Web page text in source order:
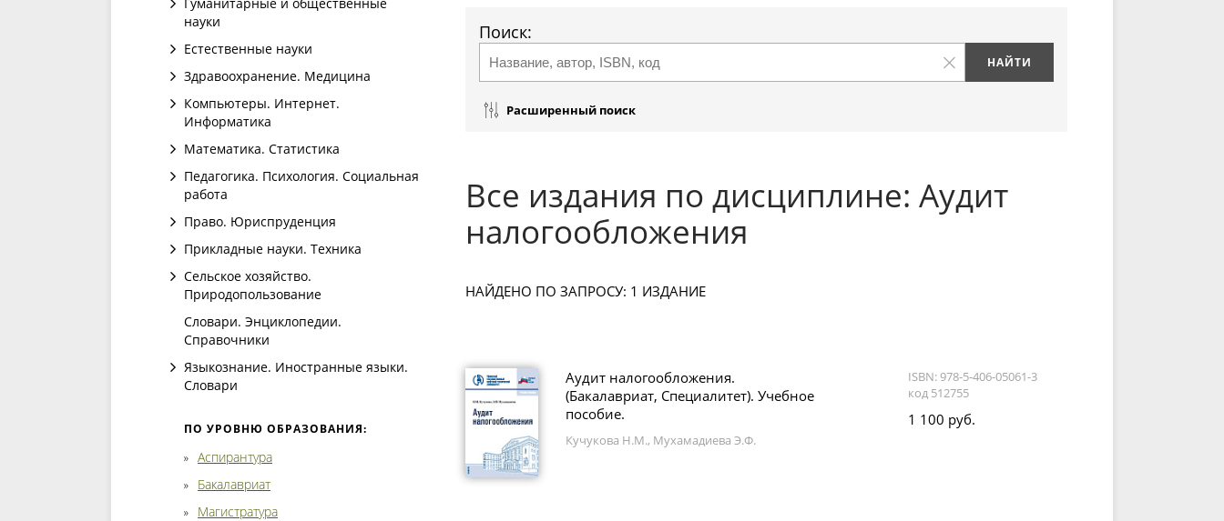
науки
Естественные науки
Здравоохранение. Медицина
Компьютеры. Интернет.
Информатика
Математика. Статистика
Педагогика. Психология. Социальная
работа
Право. Юриспруденция
Прикладные науки. Техника
Сельское хозяйство.
Природопользование
Словари. Энциклопедии.
Справочники
Языкознание. Иностранные языки.
Словари
ПО УРОВНЮ ОБРАЗОВАНИЯ:
Аспирантура
Бакалавриат
Магистратура
Поиск:
Расширенный поиск
Все издания по дисциплине: Аудит
налогообложения
НАЙДЕНО ПО ЗАПРОСУ: 1 ИЗДАНИЕ
Аудит налогообложения.
(Бакалавриат, Специалитет). Учебное
пособие.
Кучукова Н.М., Мухамадиева Э.Ф.
ISBN: 978-5-406-05061-3
код 512755
1 100 руб.